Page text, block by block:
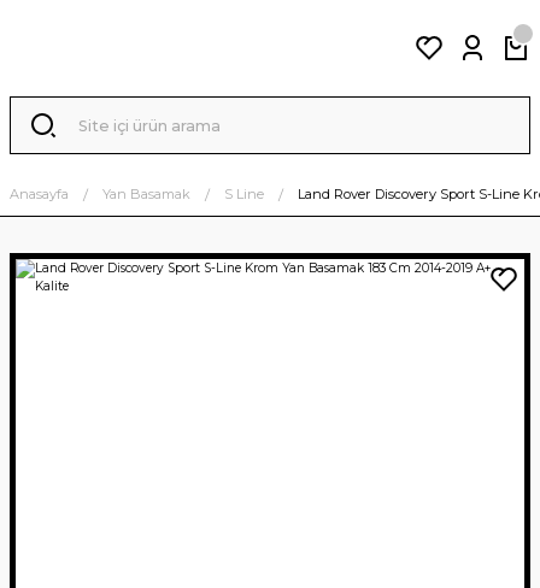
Anasayfa Yan Basamak S Line Land Rover Discovery Sport S-Line